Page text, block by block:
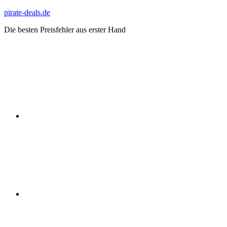
Zum
springen
pirate-deals.de
Die besten Preisfehler aus erster Hand